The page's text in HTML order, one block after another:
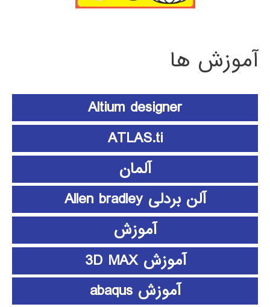
آموزش ها
Altium designer
ATLAS.ti
آلمان
آلن بردلی Allen bradley
آموزش
آموزش 3D MAX
آموزش abaqus